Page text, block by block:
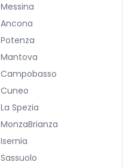
Messina
Ancona
Potenza
Mantova
Campobasso
Cuneo
La Spezia
MonzaBrianza
Isernia
Sassuolo